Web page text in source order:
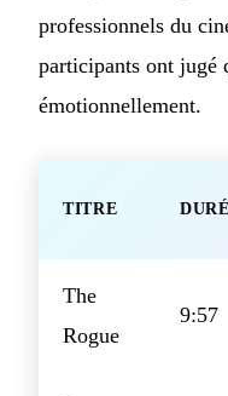
professionnels du
participants ont jugé
émotionnellement.
TITRE
The
Rogue
9:57